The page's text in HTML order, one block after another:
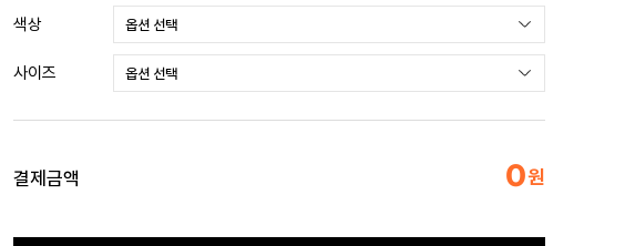
색상
사이즈
결제금액 0원